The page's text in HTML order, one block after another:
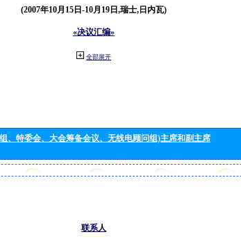
(2007年10月15日-10月19日,瑞士,日内瓦)
«决议汇编»
全部展开
、特委会、大会筹备会议、无线电顾问组)主席和副主席
联系人